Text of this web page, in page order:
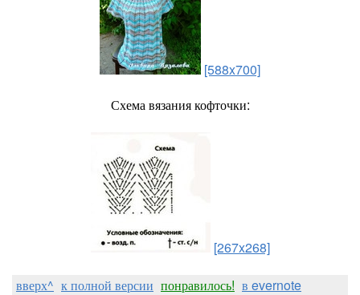
[588x700]
Схема вязания кофточки:
[267x268]
вверх^ к полной версии понравилось! в evernote